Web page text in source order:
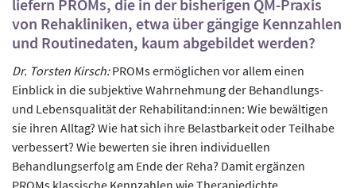
liefern PROMs, die in der bisherigen QM-Praxis
von Rehakliniken, etwa über gängige Kennzahlen
und Routinedaten, kaum abgebildet werden?
Dr. Torsten Kirsch:PROMs ermöglichen vor allem einen
Einblick in die subjektive Wahrnehmung der Behandlungs-
und Lebensqualität der Rehabilitand:innen: Wie bewältigen
sie ihren Alltag? Wie hat sich ihre Belastbarkeit oder Teilhabe
verbessert? Wie bewerten sie ihren individuellen
Behandlungserfolg am Ende der Reha? Damit ergänzen